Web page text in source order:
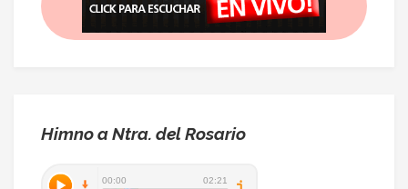
Himno a Ntra. del Rosario